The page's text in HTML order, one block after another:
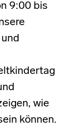
9:00 bis
wie
können.